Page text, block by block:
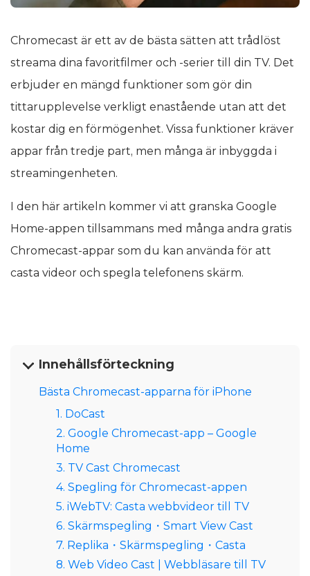
Chromecast är ett av de bästa sätten att trådlöst
streama dina favoritfilmer och -serier till din TV. Det
erbjuder en mängd funktioner som gör din
tittarupplevelse verkligt enastående utan att det
kostar dig en förmögenhet. Vissa funktioner kräver
appar från tredje part, men många är inbyggda i
streamingenheten.
I den här artikeln kommer vi att granska Google
Home-appen tillsammans med många andra gratis
Chromecast-appar som du kan använda för att
casta videor och spegla telefonens skärm.
Innehållsförteckning
Bästa Chromecast-apparna för iPhone
1. DoCast
2. Google Chromecast-app – Google
Home
3. TV Cast Chromecast
4. Spegling för Chromecast-appen
5. iWebTV: Casta webbvideor till TV
6. Skärmspegling・Smart View Cast
7. Replika・Skärmspegling・Casta
8. Web Video Cast | Webbläsare till TV